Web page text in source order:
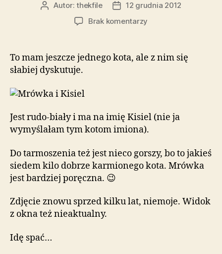
AutorAutor:thekfile
Data
wpisu
12 grudnia 2012
Brak komentarzy
ogóle
To mam jeszcze jednego kota, ale z nim się
słabiej dyskutuje.
Jest rudo-biały i ma na imię Kisiel (nie ja
wymyślałam tym kotom imiona).
Do tarmoszenia też jest nieco gorszy, bo to jakieś
siedem kilo dobrze karmionego kota. Mrówka
jest bardziej poręczna. 😉
Zdjęcie znowu sprzed kilku lat, niemoje. Widok
z okna też nieaktualny.
Idę spać…